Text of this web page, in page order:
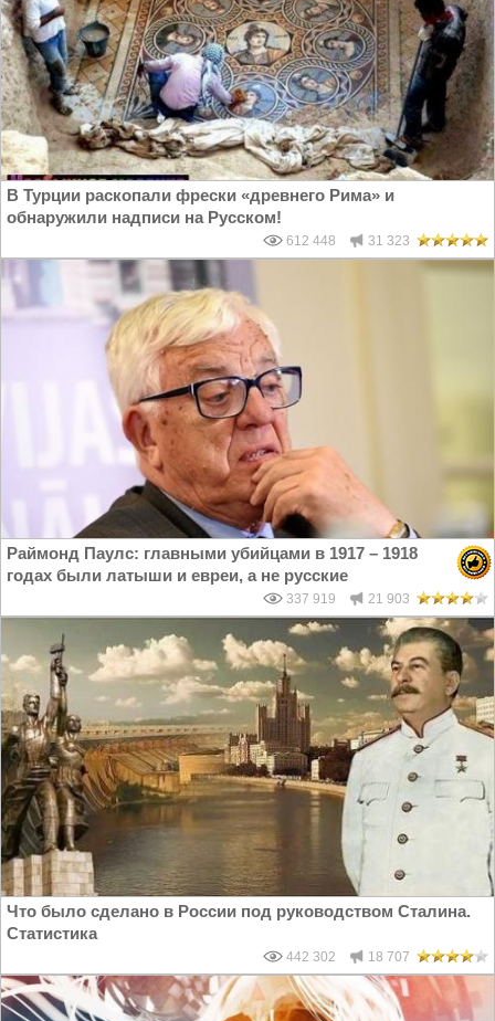
В Турции раскопали фрески «древнего Рима» и
обнаружили надписи на Русском!
612 448 31 323
Раймонд Паулс: главными убийцами в 1917 – 1918
годах были латыши и евреи, а не русские
337 919 21 903
Что было сделано в России под руководством Сталина.
Статистика
442 302 18 707